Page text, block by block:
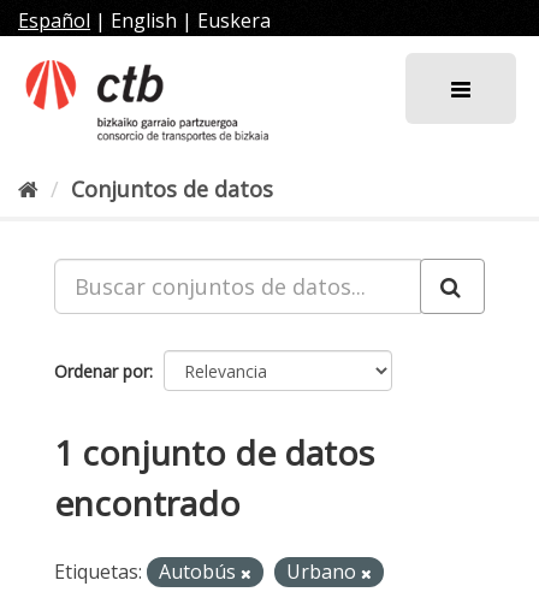
al
contenido
Español | English | Euskera
Conjuntos de datos
Ordenar por
1 conjunto de datos
encontrado
Etiquetas: Autobús
Urbano